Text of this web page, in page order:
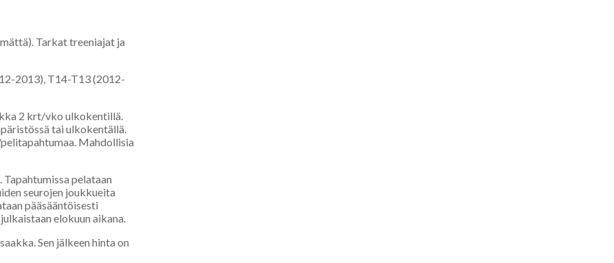
Tarkat treeniajat ja
2013), T14-T13 (2012-
2 krt/vko ulkokentillä.
tai ulkokentällä.
Mahdollisia
pelataan
seurojen joukkueita
pääsääntöisesti
elokuun aikana.
Sen jälkeen hinta on